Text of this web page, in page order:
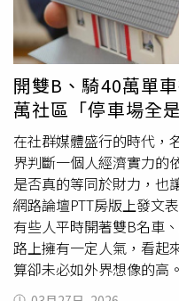
處理，但當對方真的報警
離去。整段過程被上傳網
友看完影片後留言批評，
己是世界中心」、「三寶
舉」、「她已有攻擊行為
婆？」、「全台灣都看到
局第四分局大墩派出所表
對車輛占用人行道的違規
例》第56條規定舉發開罰
締違規占用人行道行為，
開雙B、騎40萬單
萬社區「停車場全
在社群媒體盛行的時代，
界判斷一個人經濟實力的
是否真的等同於財力，也
網路論壇PTT房版上發文
有些人平時開著雙B名車
路上擁有一定人氣，看起
算卻未必如外界想像的高
總價約落在3000萬至